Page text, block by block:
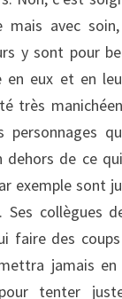
mais avec
y sont pour
en eux et en
très
personnages
dehors de ce
exemple sont
Ses collègues
faire des
jamais
tenter